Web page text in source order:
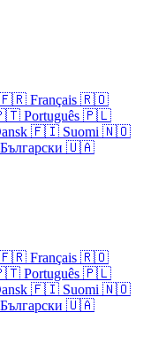
Français 🇷🇴
Português 🇵🇱
🇫🇮 Suomi 🇳🇴
Български 🇺🇦
Français 🇷🇴
Português 🇵🇱
🇫🇮 Suomi 🇳🇴
Български 🇺🇦